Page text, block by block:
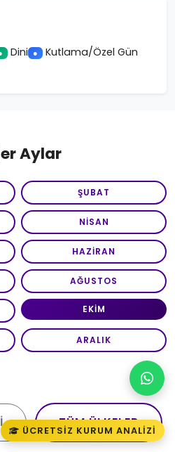
Dini ● Kutlama/Özel Gün
Aylar
ŞUBAT
NISAN
HAZIRAN
AĞUSTOS
EKIM
ARALIK
TÜM ÜLKELER
ÜCRETSIZ KURUM ANALIZI